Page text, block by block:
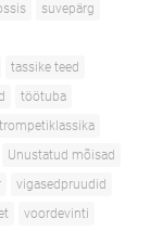
suvepärg
tassike teed
töötuba
trompetiklassika
Unustatud mõisad
vigasedpruudid
voordevinti